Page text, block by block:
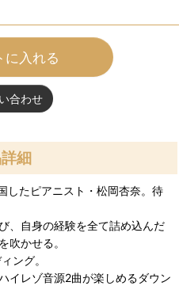
に入れる
合わせ
細
したピアニスト・松岡杏奈。待
、自身の経験を全て詰め込んだ
吹かせる。
ング。
イレゾ音源2曲が楽しめるダウン